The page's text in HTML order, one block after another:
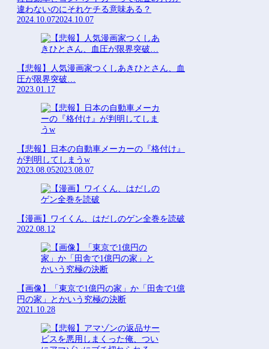
違わないのにそれケチる意味ある？
2024.10.072024.10.07
【悲報】人気漫画家つくしあきひとさん、血
圧が限界突破…
2023.01.17
【悲報】日本の自動車メーカーの『格付け』
が判明してしまうw
2023.08.052023.08.07
【漫画】ワイくん、はだしのゲン全巻を読破
2022.08.12
【画像】「東京で1億円の家」か「田舎で1億
円の家」とかいう究極の決断
2021.10.28